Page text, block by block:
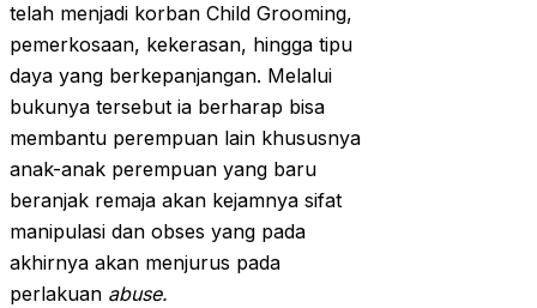
telah menjadi korban Child Grooming,
pemerkosaan, kekerasan, hingga tipu
daya yang berkepanjangan. Melalui
bukunya tersebut ia berharap bisa
membantu perempuan lain khususnya
anak-anak perempuan yang baru
beranjak remaja akan kejamnya sifat
manipulasi dan obses yang pada
akhirnya akan menjurus pada
perlakuan abuse.